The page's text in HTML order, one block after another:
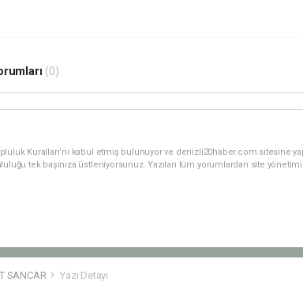
(0)
Kuralları’nı kabul etmiş bulunuyor ve denizli20haber.com sitesine
tek başınıza üstleniyorsunuz. Yazılan tüm yorumlardan site
SANCAR Yazı Detayı